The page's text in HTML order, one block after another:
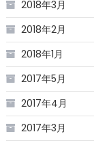
2018年3月
2018年2月
2018年1月
2017年5月
2017年4月
2017年3月